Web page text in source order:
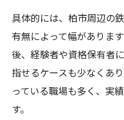
現場経験が年
鉄筋工の年収
策
地域別給与を踏
方
具体的には、柏市周辺の
有無によって幅がありま
後、経験者や資格保有者
指せるケースも少なくあ
っている職場も多く、実
す。